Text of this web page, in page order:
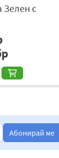
Зелен с
Абонирай ме